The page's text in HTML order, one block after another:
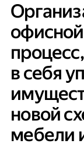
в себя
новой
мебели